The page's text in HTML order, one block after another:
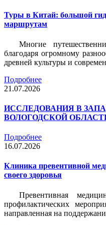
Туры в Китай: большой
маршрутам
Многие
благодаря огромному
древней культуры и
Подробнее
21.07.2026
ИССЛЕДОВАНИЯ В
ВОЛОГОДСКОЙ
Подробнее
16.07.2026
Клиника превентивной
своего здоровья
Превентивная
профилактических
направленная на